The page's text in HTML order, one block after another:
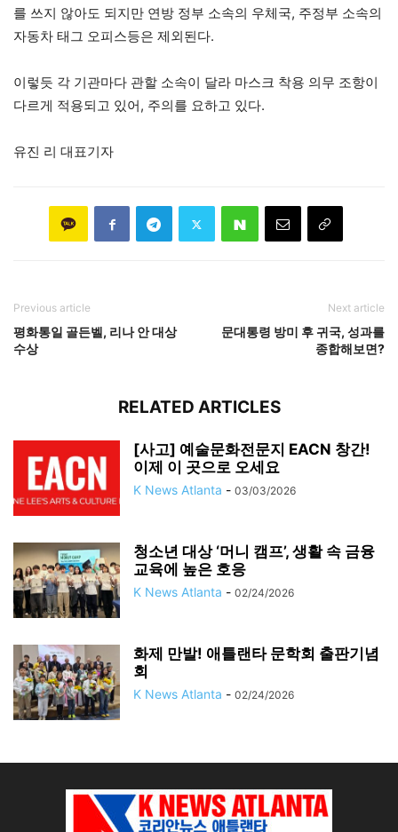
를 쓰지 않아도 되지만 연방 정부 소속의 우체국, 주정부 소속의
자동차 태그 오피스등은 제외된다.
이렇듯 각 기관마다 관할 소속이 달라 마스크 착용 의무 조항이
다르게 적용되고 있어, 주의를 요하고 있다.
유진 리 대표기자
Previous article
평화통일 골든벨, 리나 안 대상
수상
Next article
문대통령 방미 후 귀국, 성과를
종합해보면?
RELATED ARTICLES
[사고] 예술문화전문지 EACN 창간!
이제 이 곳으로 오세요
K News Atlanta - 03/03/2026
청소년 대상 ‘머니 캠프’, 생활 속 금융
교육에 높은 호응
K News Atlanta - 02/24/2026
화제 만발! 애틀랜타 문학회 출판기념
회
K News Atlanta - 02/24/2026